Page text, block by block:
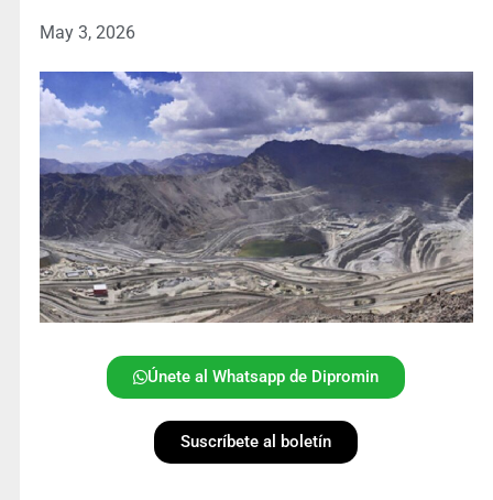
May 3, 2026
Únete al Whatsapp de Dipromin
Suscríbete al boletín